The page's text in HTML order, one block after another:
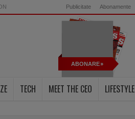
Publicitate Abonamente
ABONARE
TECH MEET THE CEO LIFESTYLE